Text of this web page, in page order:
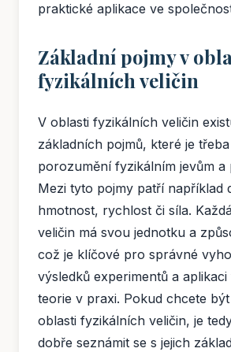
praktické aplikace ve
Základní pojmy v
fyzikálních veličin
V oblasti fyzikálních veličin
základních pojmů, které je
porozumění fyzikálním jevům a
Mezi tyto pojmy patří například
hmotnost, rychlost či síla.
veličin má svou jednotku a
což je klíčové pro správné
výsledků experimentů a
teorie v praxi. Pokud chcete
oblasti fyzikálních veličin, je
dobře seznámit se s jejich